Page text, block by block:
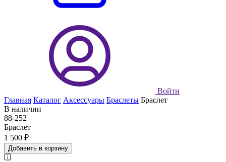
Войти
Главная Каталог Аксессуары Браслеты Браслет
В наличии
88-252
Браслет
1 500 ₽
Добавить в корзину